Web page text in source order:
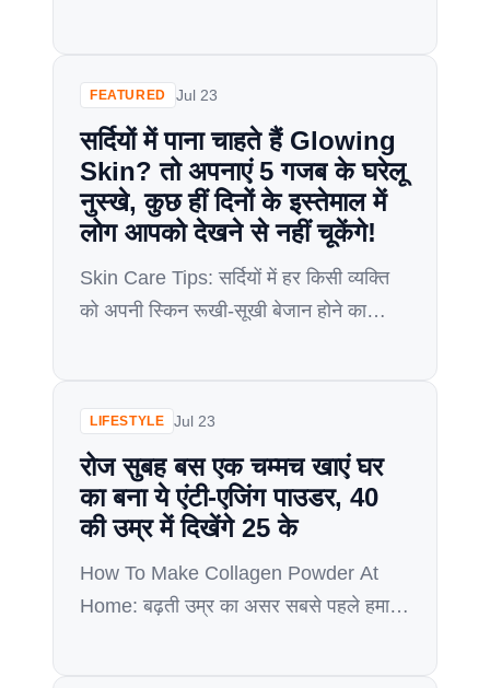
उनके लिए meditation वरदान साबित हो सकता
stress-level कम कर सकतें हैं साथ ही आपको
[…]
FEATURED Jul 23
सर्दियों में पाना चाहते हैं Glowing
Skin? तो अपनाएं 5 गजब के घरेलू
नुस्खे, कुछ हीं दिनों के इस्तेमाल में
लोग आपको देखने से नहीं चूकेंगे!
Skin Care Tips: सर्दियों में हर किसी व्यक्ति
को अपनी स्किन रूखी-सूखी बेजान होने का
ज्यादा बढ़ जाता है, साथ ही मूड भी हर दिन अच्छा
प्रदूषण के लगातार संपर्क में […]
LIFESTYLE Jul 23
रोज सुबह बस एक चम्मच खाएं घर
का बना ये एंटी-एजिंग पाउडर, 40
की उम्र में दिखेंगे 25 के
How To Make Collagen Powder At
Home: बढ़ती उम्र का असर सबसे पहले हमारे